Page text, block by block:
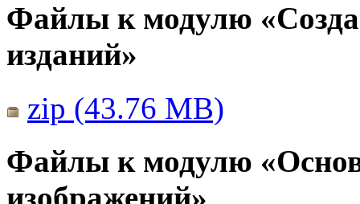
Файлы к модулю
изданий»
zip (43.76 MB)
Файлы к модулю